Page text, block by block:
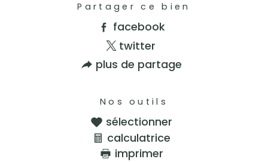
Partager ce bien
facebook
twitter
plus de partage
Nos outils
sélectionner
calculatrice
imprimer